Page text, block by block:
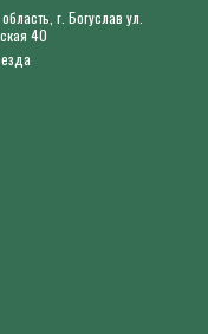
г. Богуслав ул.
40